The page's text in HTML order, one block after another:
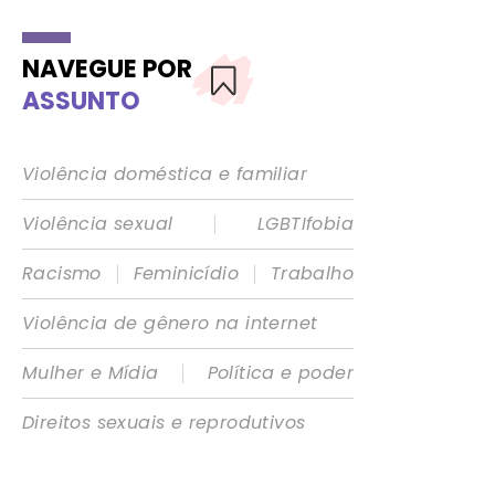
NAVEGUE POR
ASSUNTO
Violência doméstica e familiar
Violência sexual
|
LGBTIfobia
Racismo
| Feminicídio |
Trabalho
Violência de gênero na internet
Mulher e Mídia
|
Política e poder
Direitos sexuais e reprodutivos